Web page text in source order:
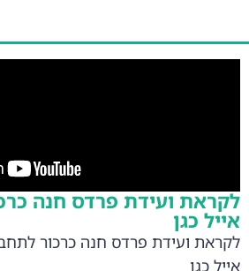
לקראת ועידת פרדס חנה
אייל כגן
לקראת ועידת פרדס חנה כרכור לתחבורה
אייל כגן